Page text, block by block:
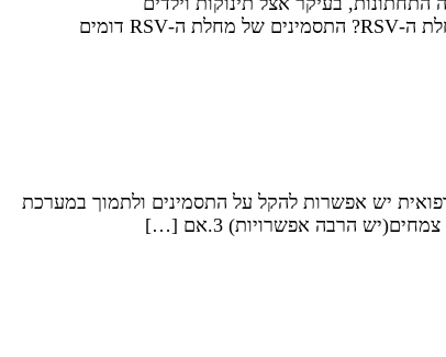
קטנים.expand_more הווירוס פעיל בעיקר בחודשי החורף בישראל, בין החודשים נובמבר ועד מרץ.expand_more מהם התסמינים של מחלת ה-RSV? התסמינים של מחלת ה-RSV דומים
יש אפשרות להקל על התסמינים ולתמוך במערכת